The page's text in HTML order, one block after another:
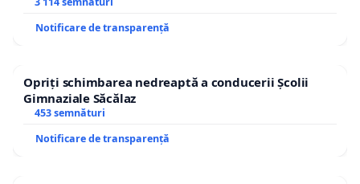
Notificare de transparență
Opriți schimbarea nedreaptă a conducerii Școlii
Gimnaziale Săcălaz
453 semnături
Notificare de transparență